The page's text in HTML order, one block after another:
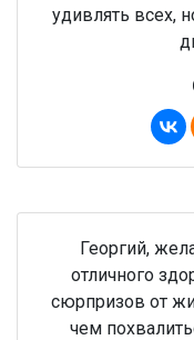
удивлять всех,
Георгий,
отличного
сюрпризов от
чем